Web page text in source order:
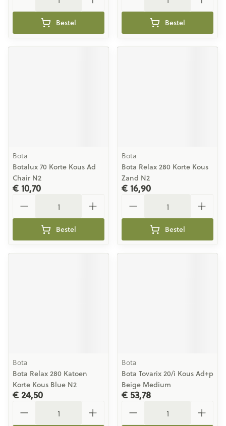
Bestel Bestel
Bota
Botalux 70 Korte Kous Ad
Chair N2
€ 10,70
Bestel
Bota
Bota Relax 280 Korte Kous
Zand N2
€ 16,90
Bestel
Bota
Bota Relax 280 Katoen
Korte Kous Blue N2
€ 24,50
Bota
Bota Tovarix 20/i Kous Ad+p
Beige Medium
€ 53,78